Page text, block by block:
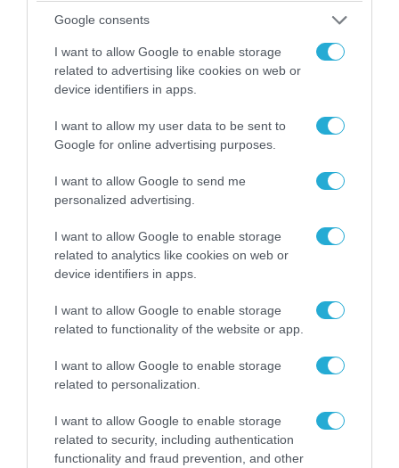
Google consents
I want to allow Google to enable storage
related to advertising like cookies on web or
device identifiers in apps.
I want to allow my user data to be sent to
Google for online advertising purposes.
I want to allow Google to send me
personalized advertising.
I want to allow Google to enable storage
related to analytics like cookies on web or
device identifiers in apps.
I want to allow Google to enable storage
related to functionality of the website or app.
I want to allow Google to enable storage
related to personalization.
I want to allow Google to enable storage
related to security, including authentication
functionality and fraud prevention, and other
04.08.2026 | 13:02
Η ανακοίνωση του Πανελλήνιου Σωματείου
Πυροσβεστών για την δημοσιογράφο του OPEN